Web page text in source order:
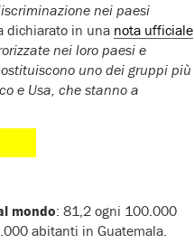
nei paesi
dichiarato in una nota ufficiale
nei loro paesi e
uno dei gruppi più
e Usa, che stanno a
mondo: 81,2 ogni 100.000
abitanti in Guatemala.